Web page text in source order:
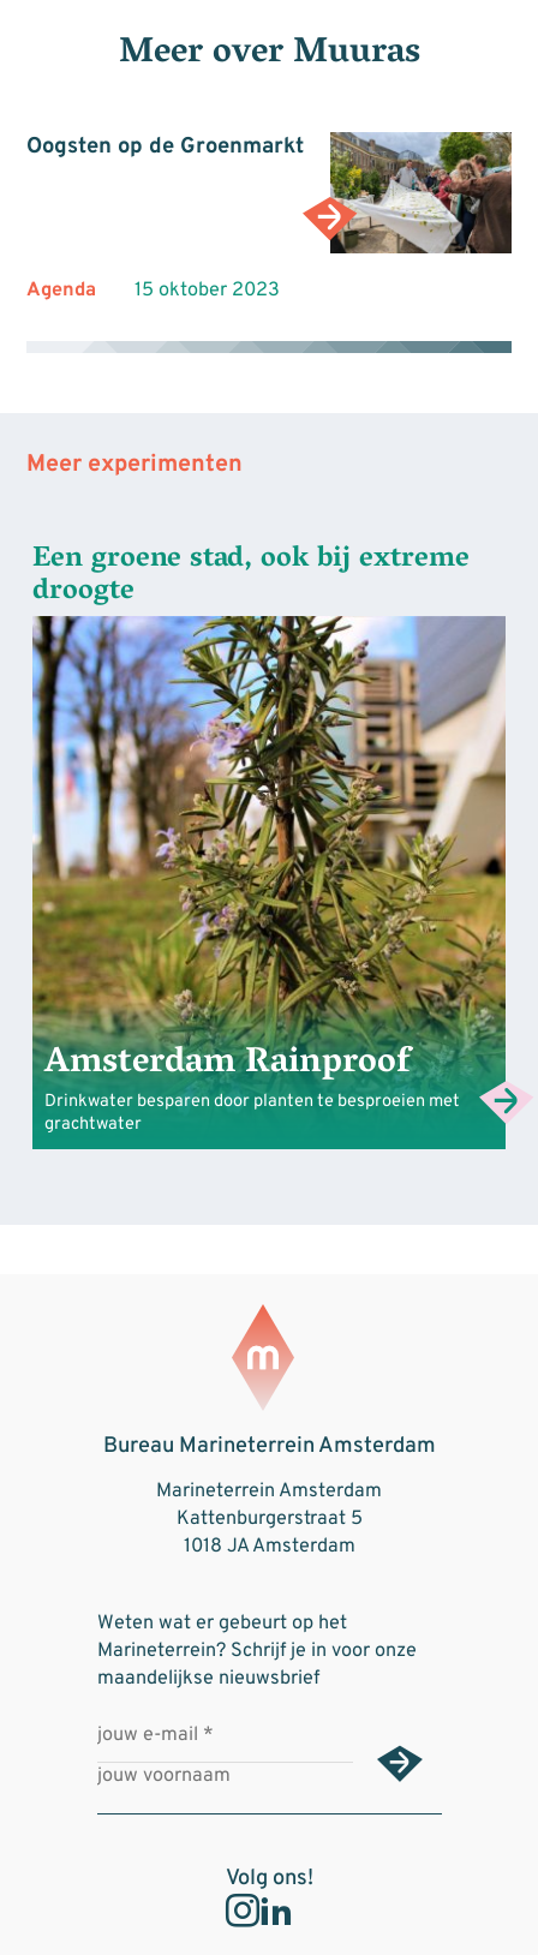
Meer overMuuras
Oogsten op de Groenmarkt
Agenda 15 oktober 2023
Meer experimenten
Een groene stad, ook bij extreme
droogte
Amsterdam Rainproof
Drinkwater besparen door planten te besproeien met
grachtwater
Bureau Marineterrein Amsterdam
Marineterrein Amsterdam
Kattenburgerstraat 5
1018 JA Amsterdam
Weten wat er gebeurt op het
Marineterrein? Schrijf je in voor onze
maandelijkse nieuwsbrief
Volg ons!